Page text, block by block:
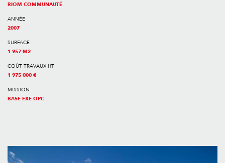
RIOM COMMUNAUTÉ
ANNÉE
2007
SURFACE
1 957 M2
COÛT TRAVAUX HT
1 975 000 €
MISSION
BASE EXE OPC